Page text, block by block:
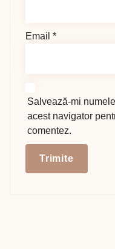
Email *
Salvează-mi
acest navigator
comentez.